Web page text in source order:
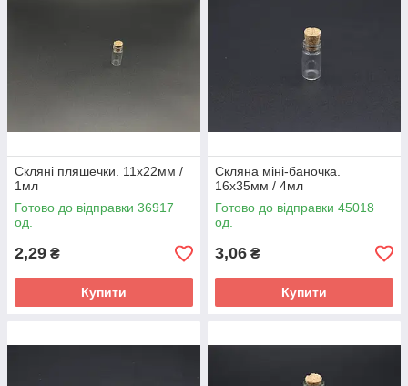
Скляні пляшечки. 11х22мм /
1мл
Готово до відправки 36917
од.
2,29 ₴
Купити
Скляна міні-баночка.
16х35мм / 4мл
Готово до відправки 45018
од.
3,06 ₴
Купити